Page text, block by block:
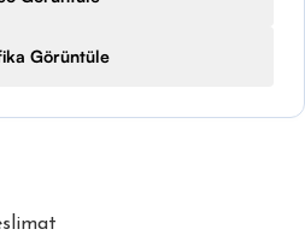
Görüntüle